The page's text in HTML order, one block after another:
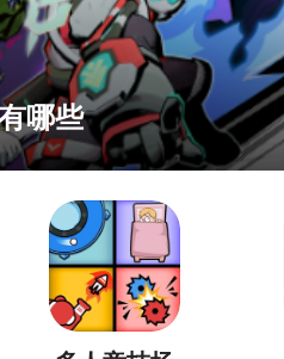
哪些